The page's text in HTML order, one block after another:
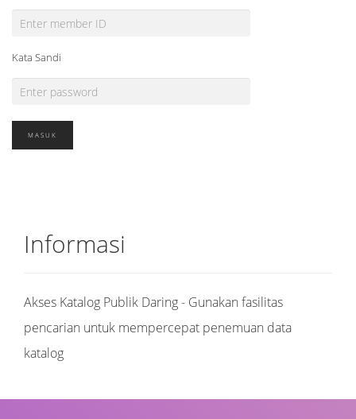
Kata Sandi
Informasi
Akses Katalog Publik Daring - Gunakan fasilitas
pencarian untuk mempercepat penemuan data
katalog